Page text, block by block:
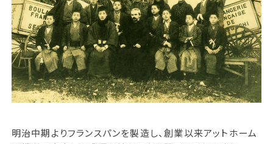
明治中期よりフランスパンを製造し、創業以来アットホーム